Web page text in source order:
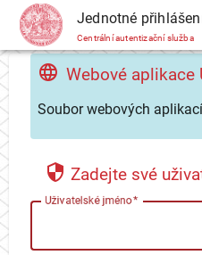
CAS Jednotné
Centrální autentizační služba
Webové aplikace
Soubor webových
Zadejte své
Uživatelské jméno